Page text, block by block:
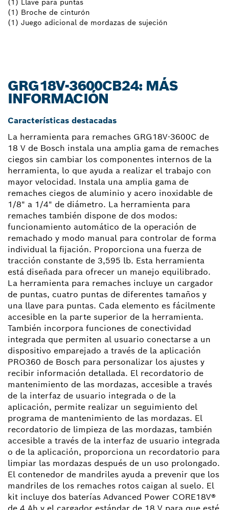
(1) Llave para puntas
(1) Broche de cinturón
(1) Juego adicional de mordazas de sujeción
GRG18V-3600CB24: MÁS
INFORMACIÓN
Características destacadas
La herramienta para remaches GRG18V-3600C de
18 V de Bosch instala una amplia gama de remaches
ciegos sin cambiar los componentes internos de la
herramienta, lo que ayuda a realizar el trabajo con
mayor velocidad. Instala una amplia gama de
remaches ciegos de aluminio y acero inoxidable de
1/8" a 1/4" de diámetro. La herramienta para
remaches también dispone de dos modos:
funcionamiento automático de la operación de
remachado y modo manual para controlar de forma
individual la fijación. Proporciona una fuerza de
tracción constante de 3,595 lb. Esta herramienta
está diseñada para ofrecer un manejo equilibrado.
La herramienta para remaches incluye un cargador
de puntas, cuatro puntas de diferentes tamaños y
una llave para puntas. Cada elemento es fácilmente
accesible en la parte superior de la herramienta.
También incorpora funciones de conectividad
integrada que permiten al usuario conectarse a un
dispositivo emparejado a través de la aplicación
PRO360 de Bosch para personalizar los ajustes y
recibir información detallada. El recordatorio de
mantenimiento de las mordazas, accesible a través
de la interfaz de usuario integrada o de la
aplicación, permite realizar un seguimiento del
programa de mantenimiento de las mordazas. El
recordatorio de limpieza de las mordazas, también
accesible a través de la interfaz de usuario integrada
o de la aplicación, proporciona un recordatorio para
limpiar las mordazas después de un uso prolongado.
El contenedor de mandriles ayuda a prevenir que los
mandriles de los remaches rotos caigan al suelo. El
kit incluye dos baterías Advanced Power CORE18V®